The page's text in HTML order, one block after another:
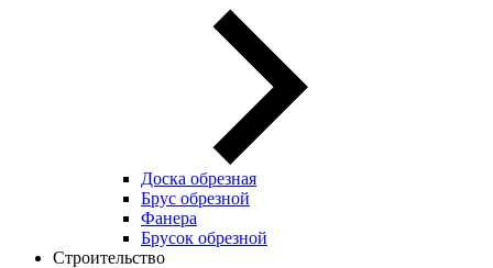
Доска обрезная
Брус обрезной
Фанера
Брусок обрезной
Строительство